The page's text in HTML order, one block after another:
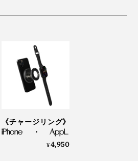
リングとの合わせ使いで、さら
さい。
《チャージリング》
iPhone・Apple
Watch・AirPodsのワ
¥4,950